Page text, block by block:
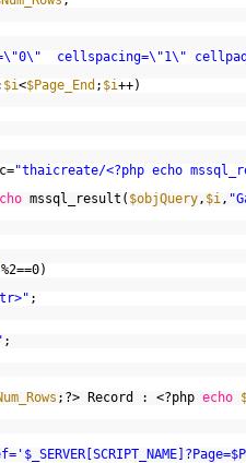
cellspacing=\"1\"
$i<$Page_End ; $i++)
"thaicreate/<?php echo
mssql_result( $objQuery, $i,
;
;
;?> Record : <?php echo